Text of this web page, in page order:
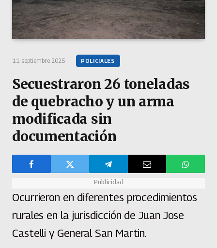
11 septiembre 2025 POLICIALES
Secuestraron 26 toneladas
de quebracho y un arma
modificada sin
documentación
Publicidad
Ocurrieron en diferentes procedimientos
rurales en la jurisdicción de Juan Jose
Castelli y General San Martin.